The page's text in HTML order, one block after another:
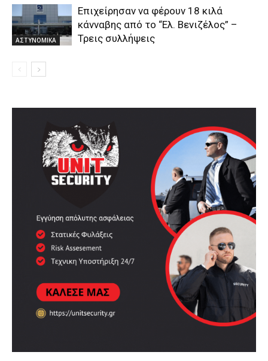
ΑΣΤΥΝΟΜΙΚΑ
Επιχείρησαν να φέρουν 18 κιλά
κάνναβης από το “Ελ. Βενιζέλος” –
Τρεις συλλήψεις